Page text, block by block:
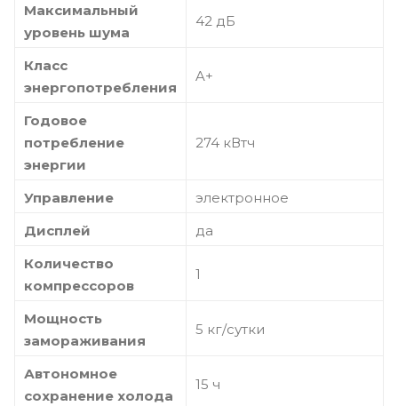
Максимальный
уровень шума
42 дБ
Класс
энергопотребления
A+
Годовое
потребление
энергии
274 кВтч
Управление
электронное
Дисплей
да
Количество
компрессоров
1
Мощность
замораживания
5 кг/сутки
Автономное
сохранение холода
15 ч